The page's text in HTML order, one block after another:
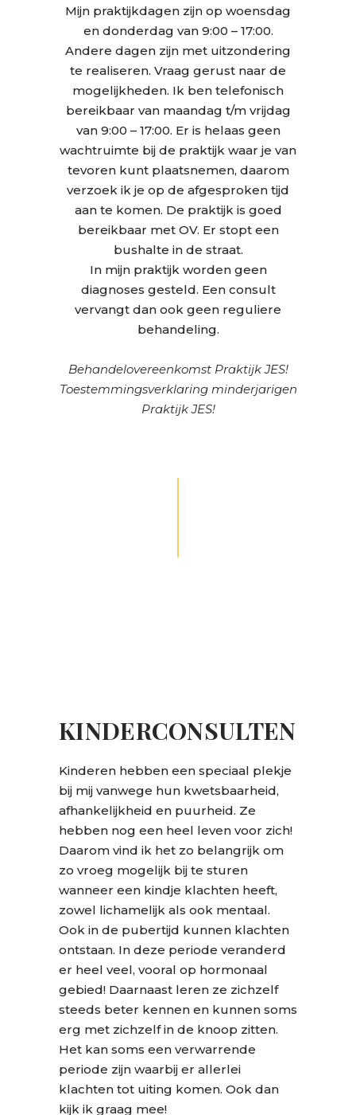
Mijn praktijkdagen zijn op woensdag
en donderdag van 9:00 – 17:00.
Andere dagen zijn met uitzondering
te realiseren. Vraag gerust naar de
mogelijkheden. Ik ben telefonisch
bereikbaar van maandag t/m vrijdag
van 9:00 – 17:00. Er is helaas geen
wachtruimte bij de praktijk waar je van
tevoren kunt plaatsnemen, daarom
verzoek ik je op de afgesproken tijd
aan te komen. De praktijk is goed
bereikbaar met OV. Er stopt een
bushalte in de straat.
In mijn praktijk worden geen
diagnoses gesteld. Een consult
vervangt dan ook geen reguliere
behandeling.
Behandelovereenkomst Praktijk JES!
Toestemmingsverklaring minderjarigen
Praktijk JES!
KINDERCONSULTEN
Kinderen hebben een speciaal plekje
bij mij vanwege hun kwetsbaarheid,
afhankelijkheid en puurheid. Ze
hebben nog een heel leven voor zich!
Daarom vind ik het zo belangrijk om
zo vroeg mogelijk bij te sturen
wanneer een kindje klachten heeft,
zowel lichamelijk als ook mentaal.
Ook in de pubertijd kunnen klachten
ontstaan. In deze periode veranderd
er heel veel, vooral op hormonaal
gebied! Daarnaast leren ze zichzelf
steeds beter kennen en kunnen soms
erg met zichzelf in de knoop zitten.
Het kan soms een verwarrende
periode zijn waarbij er allerlei
klachten tot uiting komen. Ook dan
kijk ik graag mee!